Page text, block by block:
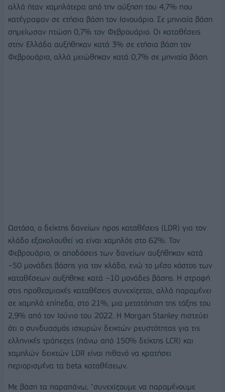
αλλά ήταν χαμηλότερα από την αύξηση του 4,7% που
κατέγραψαν σε ετήσια βάση τον Ιανουάριο. Σε μηνιαία βάση
σημείωσαν πτώση 0,7% τον Φεβρουάριο. Οι καταθέσεις
στην Ελλάδα αυξήθηκαν κατά 3% σε ετήσια βάση τον
Φεβρουάριο, αλλά μειώθηκαν κατά 0,7% σε μηνιαία βάση.
Ωστόσο, ο δείκτης δανείων προς καταθέσεις (LDR) για τον
κλάδο εξακολουθεί να είναι χαμηλός στο 62%. Τον
Φεβρουάριο, οι αποδόσεις των δανείων αυξήθηκαν κατά
~50 μονάδες βάσης για τον κλάδο, ενώ το μέσο κόστος των
καταθέσεων αυξήθηκε κατά ~10 μονάδες βάσης. Η στροφή
στις προθεσμιακές καταθέσεις συνεχίζεται, αλλά παραμένει
σε χαμηλά επίπεδα, στο 21%, μια μετατόπιση της τάξης του
2,9% από τον Ιούνιο του 2022. Η Morgan Stanley πιστεύει
ότι ο συνδυασμός ισχυρών δεικτών ρευστότητας για τις
ελληνικές τράπεζες (πάνω από 150% δείκτης LCR) και
χαμηλών δεικτών LDR είναι πιθανό να κρατήσει
περιορισμένα τα beta καταθέσεων.
Με βάση τα παραπάνω, "συνεχίζουμε να παραμένουμε